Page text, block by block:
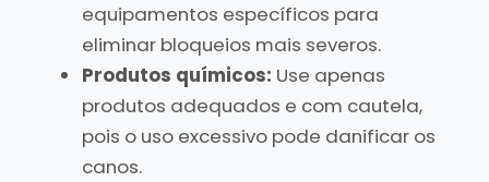
equipamentos específicos para
eliminar bloqueios mais severos.
Produtos químicos: Use apenas
produtos adequados e com cautela,
pois o uso excessivo pode danificar os
canos.